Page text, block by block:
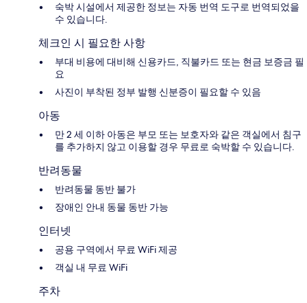
숙박 시설에서 제공한 정보는 자동 번역 도구로 번역되었을
수 있습니다.
체크인 시 필요한 사항
부대 비용에 대비해 신용카드, 직불카드 또는 현금 보증금 필
요
사진이 부착된 정부 발행 신분증이 필요할 수 있음
아동
만 2 세 이하 아동은 부모 또는 보호자와 같은 객실에서 침구
를 추가하지 않고 이용할 경우 무료로 숙박할 수 있습니다.
반려동물
반려동물 동반 불가
장애인 안내 동물 동반 가능
인터넷
공용 구역에서 무료 WiFi 제공
객실 내 무료 WiFi
주차